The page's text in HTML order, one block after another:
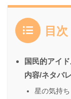
目次
国民的アイ
内容/ネタバレ
星の気持ち